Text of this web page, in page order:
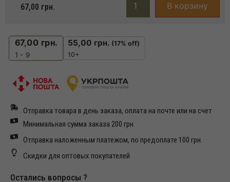
67,00 грн. В корзину
67,00 грн.
1 - 9
55,00 грн. (17% off)
10+
Отправка товара в день заказа, оплата на почте или на счет
Минимальная сумма заказа 200 грн.
Отправка наложенным платежом, по предоплате 100 грн.
Скидки для оптовых покупателей
Остались вопросы ?